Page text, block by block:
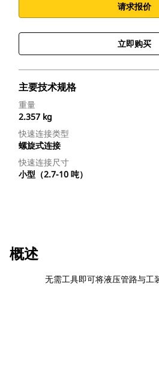
请求报价
立即购买
主要技术规格
重量
2.357 kg
快速连接类型
螺旋式连接
快速连接尺寸
小型（2.7-10 吨）
概述
无需工具即可将液压管路与工